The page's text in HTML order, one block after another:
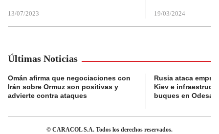
13/07/2023 19/03/2024
Últimas Noticias
Omán afirma que negociaciones con
Irán sobre Ormuz son positivas y
advierte contra ataques
Rusia ataca
Kiev e
buques en Odesa
© CARACOL S.A. Todos los derechos reservados.